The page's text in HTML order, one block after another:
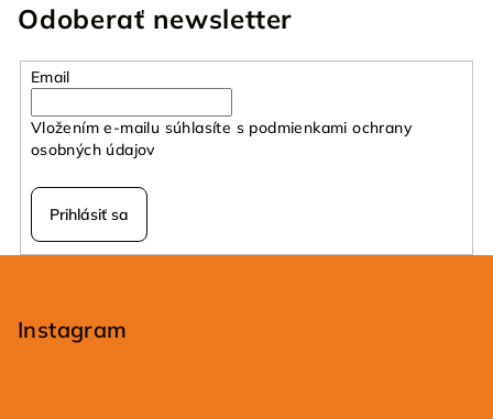
Odoberať newsletter
Email
Vložením e-mailu súhlasíte s podmienkami ochrany
osobných údajov
Prihlásiť sa
Instagram